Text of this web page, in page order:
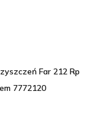
Far 212 Rp
7772120